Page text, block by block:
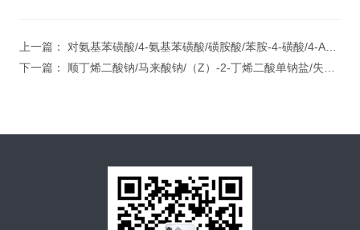
上一篇： 对氨基苯磺酸/4-氨基苯磺酸/磺胺酸/苯胺-4-磺酸/4-Aminobenzenesulfonic
下一篇： 顺丁烯二酸钠/马来酸钠/（Z）-2-丁烯二酸单钠盐/失水苹果酸氢钠